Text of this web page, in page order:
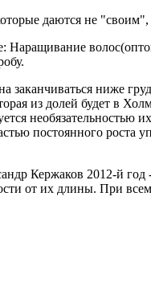
даются не "своим",
заканчиваться ниже
из долей будет в
необязательностью
постоянного роста
Кержаков 2012-й
от их длины. При